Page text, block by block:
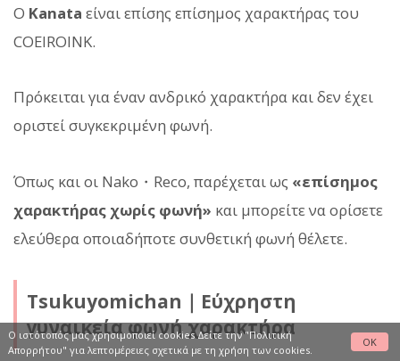
Ο Kanata είναι επίσης επίσημος χαρακτήρας του
COEIROINK.
Πρόκειται για έναν ανδρικό χαρακτήρα και δεν έχει
οριστεί συγκεκριμένη φωνή.
Όπως και οι Nako・Reco, παρέχεται ως «επίσημος
χαρακτήρας χωρίς φωνή» και μπορείτε να ορίσετε
ελεύθερα οποιαδήποτε συνθετική φωνή θέλετε.
Tsukuyomichan｜Εύχρηστη
γυναικεία φωνή χαρακτήρα
Ο ιστότοπός μας χρησιμοποιεί cookies Δείτετην "Πολιτική
Απορρήτου" για λεπτομέρειες σχετικά με τη χρήση των cookies.
OK